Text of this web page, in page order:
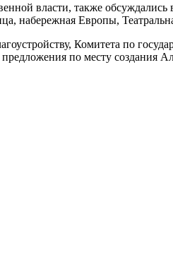
власти, также
набережная Европы,
Комитета по
по месту создания